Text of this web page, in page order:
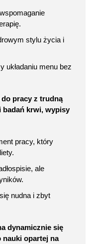
stylu życia i
układaniu menu bez
pracy z trudną
badań krwi, wypisy
pracy, który
ale
nudna i zbyt
dynamicznie się
nauki opartej na